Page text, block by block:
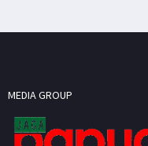
MEDIA GROUP